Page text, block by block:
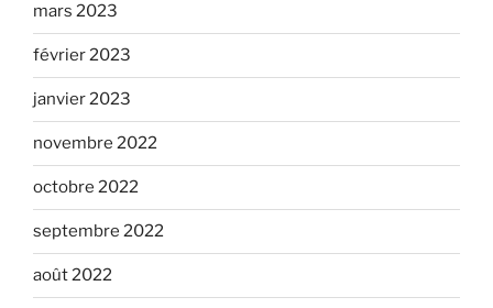
mars 2023
février 2023
janvier 2023
novembre 2022
octobre 2022
septembre 2022
août 2022